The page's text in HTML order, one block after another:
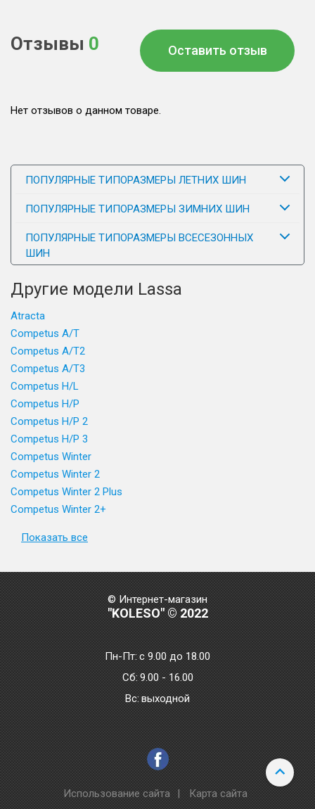
Отзывы 0 Оставить отзыв
Нет отзывов о данном товаре.
ПОПУЛЯРНЫЕ ТИПОРАЗМЕРЫ ЛЕТНИХ ШИН
ПОПУЛЯРНЫЕ ТИПОРАЗМЕРЫ ЗИМНИХ ШИН
ПОПУЛЯРНЫЕ ТИПОРАЗМЕРЫ ВСЕСЕЗОННЫХ
ШИН
Другие модели Lassa
Atracta
Competus A/T
Competus A/T2
Competus A/T3
Competus H/L
Competus H/P
Competus H/P 2
Competus H/P 3
Competus Winter
Competus Winter 2
Competus Winter 2 Plus
Competus Winter 2+
Показать все
© Интернет-магазин
"KOLESO" © 2022
Пн-Пт:с 9.00 до 18.00
Сб: 9.00 - 16.00
Bc: выходной
Использование сайта | Карта сайта